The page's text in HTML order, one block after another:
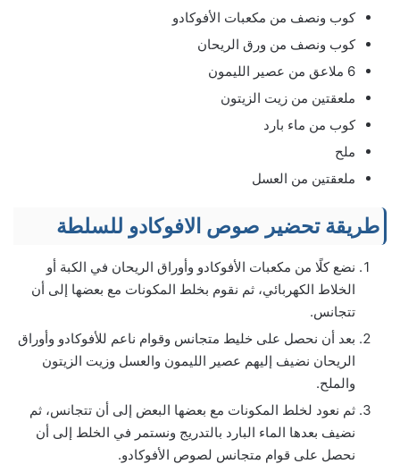
كوب ونصف من مكعبات الأفوكادو
كوب ونصف من ورق الريحان
6 ملاعق من عصير الليمون
ملعقتين من زيت الزيتون
كوب من ماء بارد
ملح
ملعقتين من العسل
طريقة تحضير صوص الافوكادو للسلطة
نضع كلًا من مكعبات الأفوكادو وأوراق الريحان في الكبة أو
الخلاط الكهربائي، ثم نقوم بخلط المكونات مع بعضها إلى أن
تتجانس.
بعد أن نحصل على خليط متجانس وقوام ناعم للأفوكادو وأوراق
الريحان نضيف إليهم عصير الليمون والعسل وزيت الزيتون
والملح.
ثم نعود لخلط المكونات مع بعضها البعض إلى أن تتجانس، ثم
نضيف بعدها الماء البارد بالتدريج ونستمر في الخلط إلى أن
نحصل على قوام متجانس لصوص الأفوكادو.